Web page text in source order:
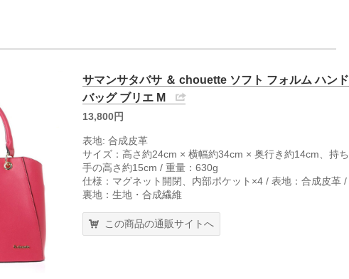
サマンサタバサ ＆ chouette ソフト フォルム ハンド
バッグ ブリエ M
13,800円
表地: 合成皮革
サイズ：高さ約24cm × 横幅約34cm × 奥行き約14cm、持ち
手の高さ約15cm / 重量：630g
仕様：マグネット開閉、内部ポケット×4 / 表地：合成皮革 /
裏地：生地・合成繊維
この商品の通販サイトへ